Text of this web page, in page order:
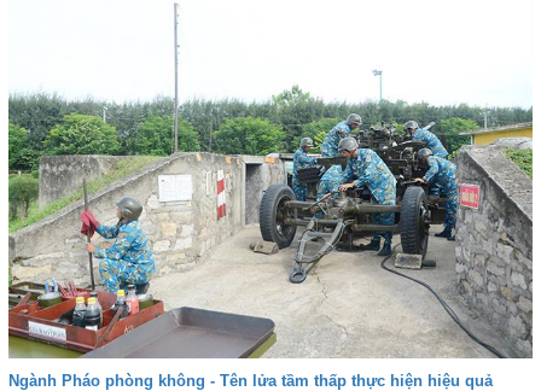
Ngành Pháo phòng không - Tên lửa tầm thấp thực hiện hiệu quả